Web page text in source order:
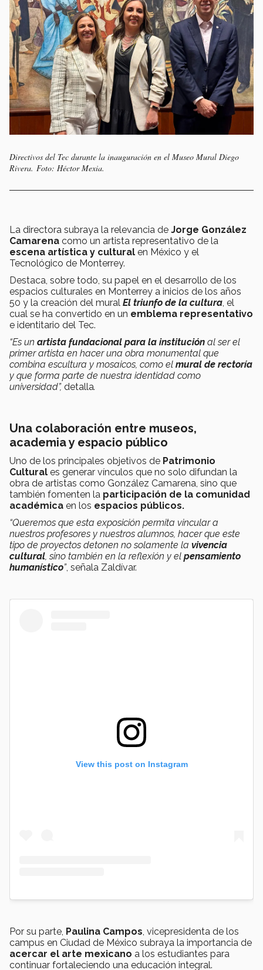
Directivos del Tec durante la inauguración en el Museo Mural Diego
Rivera. Foto: Héctor Mexia.
La directora subraya la relevancia de Jorge González
Camarena como un artista representativo de la
escena artística y cultural en México y el
Tecnológico de Monterrey.
Destaca, sobre todo, su papel en el desarrollo de los
espacios culturales en Monterrey a inicios de los años
50 y la creación del mural El triunfo de la cultura, el
cual se ha convertido en un emblema representativo
e identitario del Tec.
“Es un artista fundacional para la institución al ser el
primer artista en hacer una obra monumental que
combina escultura y mosaicos, como el mural de rectoría
y que forma parte de nuestra identidad como
universidad”, detalla.
Una colaboración entre museos,
academia y espacio público
Uno de los principales objetivos de Patrimonio
Cultural es generar vínculos que no solo difundan la
obra de artistas como González Camarena, sino que
también fomenten la participación de la comunidad
académica en los espacios públicos.
“Queremos que esta exposición permita vincular a
nuestros profesores y nuestros alumnos, hacer que este
tipo de proyectos detonen no solamente la vivencia
cultural, sino también en la reflexión y el pensamiento
humanístico”, señala Zaldívar.
View this post on Instagram
Por su parte, Paulina Campos, vicepresidenta de los
campus en Ciudad de México subraya la importancia de
acercar el arte mexicano a los estudiantes para
continuar fortaleciendo una educación integral.